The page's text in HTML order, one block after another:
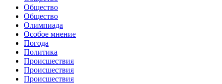
Общество
Общество
Олимпиада
Особое мнение
Погода
Политика
Происшествия
Происшествия
Происшествия